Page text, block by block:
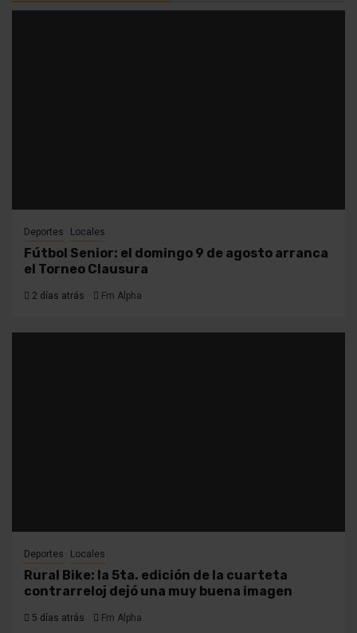
Deportes Locales
Fútbol Senior: el domingo 9 de agosto arranca
el Torneo Clausura
2 días atrás Fm Alpha
Deportes Locales
Rural Bike: la 5ta. edición de la cuarteta
contrarreloj dejó una muy buena imagen
5 días atrás Fm Alpha